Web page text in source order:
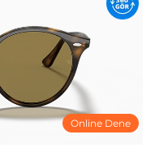
Online Dene